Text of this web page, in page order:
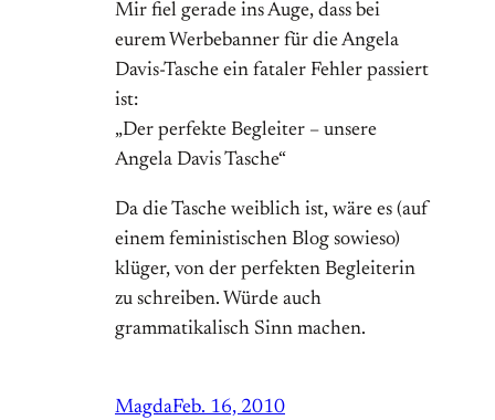
Mir fiel gerade ins Auge, dass bei
eurem Werbebanner für die Angela
Davis-Tasche ein fataler Fehler passiert
ist:
„Der perfekte Begleiter – unsere
Angela Davis Tasche“
Da die Tasche weiblich ist, wäre es (auf
einem feministischen Blog sowieso)
klüger, von der perfekten Begleiterin
zu schreiben. Würde auch
grammatikalisch Sinn machen.
MagdaFeb. 16, 2010